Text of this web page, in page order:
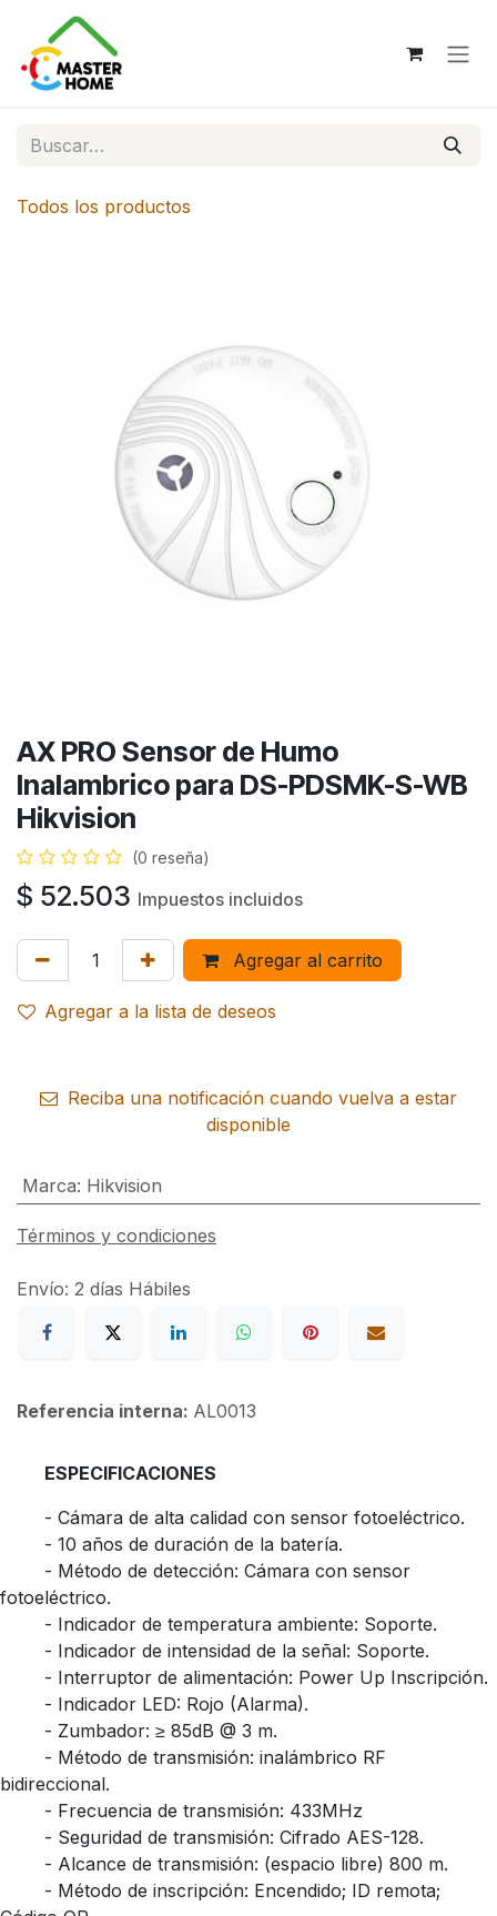
Ir al contenido
Todos los productos
AX PRO Sensor de Humo
Inalambrico para DS-PDSMK-S-WB
Hikvision
(0 reseña)
$ 52.503 Impuestos incluidos
Agregar al carrito
Agregar a la lista de deseos
Reciba una notificación cuando vuelva a estar
disponible
Marca: Hikvision
Términos y condiciones
Envío: 2 días Hábiles
Referencia interna: AL0013
​ESPECIFICACIONES
​- Cámara de alta calidad con sensor fotoeléctrico.
​- 10 años de duración de la batería.
​- Método de detección: Cámara con sensor
fotoeléctrico.
​- Indicador de temperatura ambiente: Soporte.
​- Indicador de intensidad de la señal: Soporte.
​- Interruptor de alimentación: Power Up Inscripción.
​- Indicador LED: Rojo (Alarma).
​- Zumbador: ≥ 85dB @ 3 m.
​- Método de transmisión: inalámbrico RF
bidireccional.
​- Frecuencia de transmisión: 433MHz
​- Seguridad de transmisión: Cifrado AES-128.
​- Alcance de transmisión: (espacio libre) 800 m.
​- Método de inscripción: Encendido; ID remota;